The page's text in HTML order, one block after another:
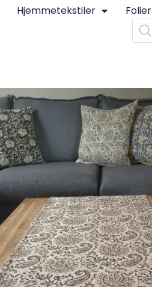
Hjemmetekstiler Folier